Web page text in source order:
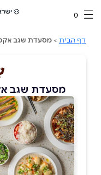
0
דף הבית > מסעדת שגב
מסעדת שגב